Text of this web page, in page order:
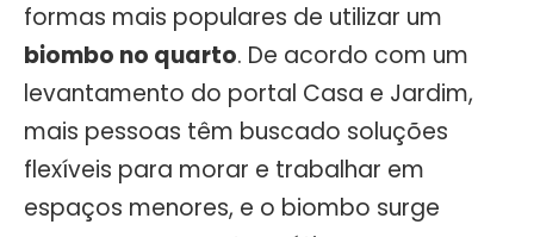
formas mais populares de utilizar um
biombo no quarto. De acordo com um
levantamento do portal Casa e Jardim,
mais pessoas têm buscado soluções
flexíveis para morar e trabalhar em
espaços menores, e o biombo surge